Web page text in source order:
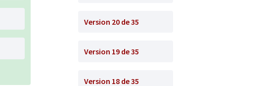
Version 20 de 35
Version 19 de 35
Version 18 de 35